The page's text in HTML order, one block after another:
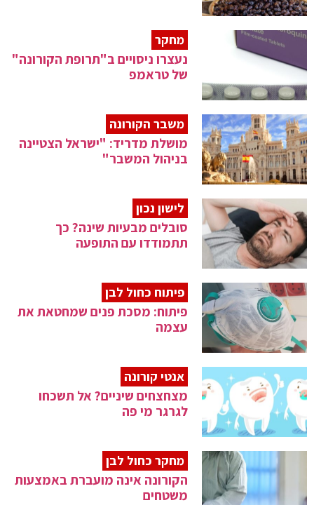
מחקר
נעצרו ניסויים ב"תרופת הקורונה"
של טראמפ
משבר הקורונה
מושלת מדריד: "ישראל הצטיינה
בניהול המשבר"
לישון נכון
סובלים מבעיות שינה? כך
תתמודדו עם התופעה
פיתוח כחול לבן
פיתוח: מסכת פנים שמחטאת את
עצמה
אנטי קורונה
מצחצחים שיניים? אל תשכחו
לגרגר מי פה
מחקר כחול לבן
הקורונה אינה מועברת באמצעות
משטחים